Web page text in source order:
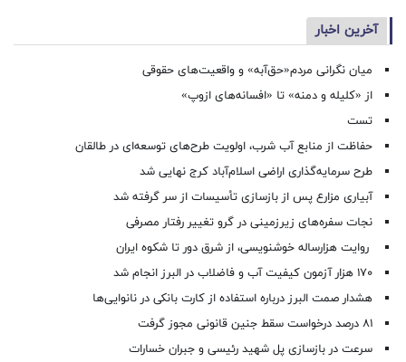
آخرین اخبار
میان نگرانی مردم«حق‌آبه» و واقعیت‌های حقوقی
از «کلیله و دمنه» تا «افسانه‌های ازوپ»
تست
حفاظت از منابع آب شرب، اولویت طرح‌های توسعه‌ای در طالقان
طرح سرمایه‌گذاری اراضی اسلام‌آباد کرج نهایی شد
آبیاری مزارع پس از بازسازی تأسیسات از سر گرفته شد
نجات سفره‌های زیرزمینی در گرو تغییر رفتار مصرفی
روایت هزارساله خوشنویسی، از شرق دور تا شکوه ایران
۱۷۰ هزار آزمون کیفیت آب و فاضلاب در البرز انجام شد
هشدار صمت البرز درباره استفاده از کارت بانکی در نانوایی‌ها
۸۱ درصد درخواست‌ سقط جنین قانونی مجوز گرفت
سرعت در بازسازی پل شهید رئیسی و جبران خسارات